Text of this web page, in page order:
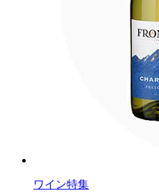
ワイン特集